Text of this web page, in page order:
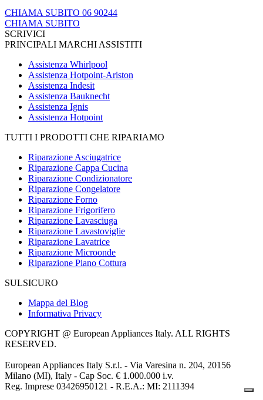
CHIAMA SUBITO 06 90244
CHIAMA SUBITO
SCRIVICI
PRINCIPALI MARCHI ASSISTITI
Assistenza Whirlpool
Assistenza Hotpoint-Ariston
Assistenza Indesit
Assistenza Bauknecht
Assistenza Ignis
Assistenza Hotpoint
TUTTI I PRODOTTI CHE RIPARIAMO
Riparazione Asciugatrice
Riparazione Cappa Cucina
Riparazione Condizionatore
Riparazione Congelatore
Riparazione Forno
Riparazione Frigorifero
Riparazione Lavasciuga
Riparazione Lavastoviglie
Riparazione Lavatrice
Riparazione Microonde
Riparazione Piano Cottura
SULSICURO
Mappa del Blog
Informativa Privacy
COPYRIGHT @ European Appliances Italy. ALL RIGHTS
RESERVED.
European Appliances Italy S.r.l. - Via Varesina n. 204, 20156
Milano (MI), Italy - Cap Soc. € 1.000.000 i.v.
Reg. Imprese 03426950121 - R.E.A.: MI: 2111394